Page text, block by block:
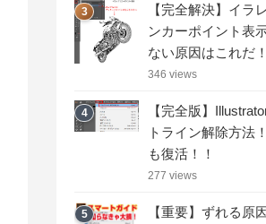
3
【完全解決】イラ
ンカーポイント表
ない原因はこれだ！
346 views
4
【完全版】
トライン解除方法
も復活！！
277 views
5
【重要】ずれる原